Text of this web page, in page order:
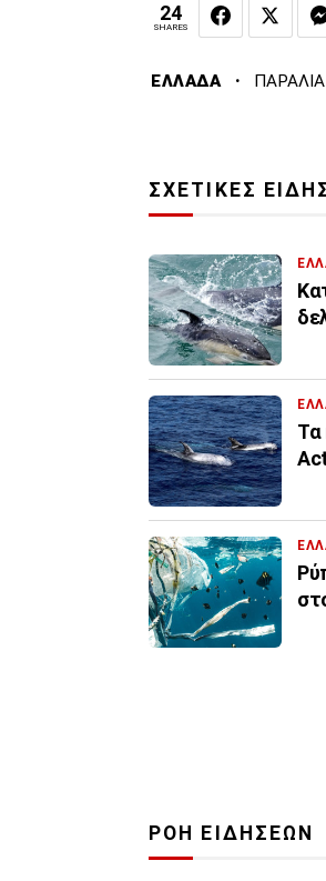
24
SHARES
ΕΛΛΑΔΑ · ΠΑΡΑΛΙΑ
ΣΧΕΤΙΚΕΣ
Τα
ΡΟΗ ΕΙΔΗΣΕΩΝ